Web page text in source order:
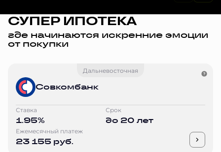
СУПЕР ИПОТЕКА
где начинаются искренние эмоции
от покупки
Дальневосточная
Совкомбанк
Ставка
1.95%
Срок
до 20 лет
Ежемесячный платеж
23 155 руб.